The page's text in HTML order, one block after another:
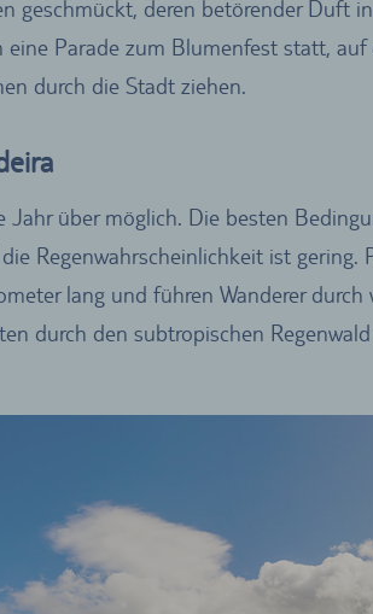
geschmückt, deren betörender Duft
Parade zum Blumenfest statt,
durch die Stadt ziehen.
über möglich. Die besten
Regenwahrscheinlichkeit ist gering.
lang und führen Wanderer
durch den subtropischen